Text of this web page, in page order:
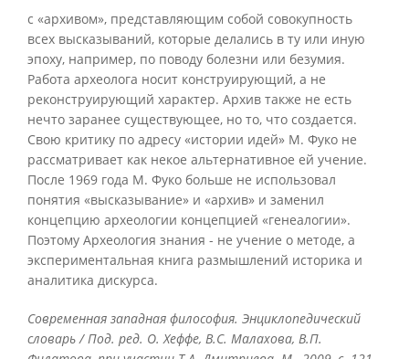
с «архивом», представляющим собой совокупность
всех высказываний, которые делались в ту или иную
эпоху, например, по поводу болезни или безумия.
Работа археолога носит конструирующий, а не
реконструирующий характер. Архив также не есть
нечто заранее существующее, но то, что создается.
Свою критику по адресу «истории идей» М. Фуко не
рассматривает как некое альтернативное ей учение.
После 1969 года М. Фуко больше не использовал
понятия «высказывание» и «архив» и заменил
концепцию археологии концепцией «генеалогии».
Поэтому Археология знания - не учение о методе, а
экспериментальная книга размышлений историка и
аналитика дискурса.
Современная западная философия. Энциклопедический
словарь / Под. ред. О. Хеффе, В.С. Малахова, В.П.